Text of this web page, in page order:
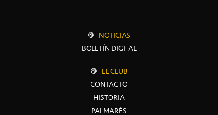
NOTICIAS
BOLETÍN DIGITAL
EL CLUB
CONTACTO
HISTORIA
PALMARÉS